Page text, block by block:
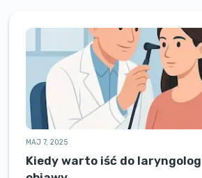
MAJ 7, 2025
Kiedy warto iść do